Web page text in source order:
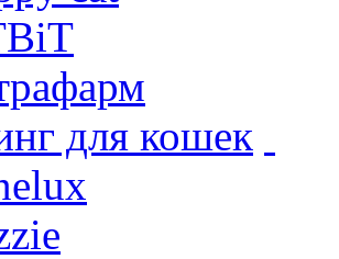
для кошек